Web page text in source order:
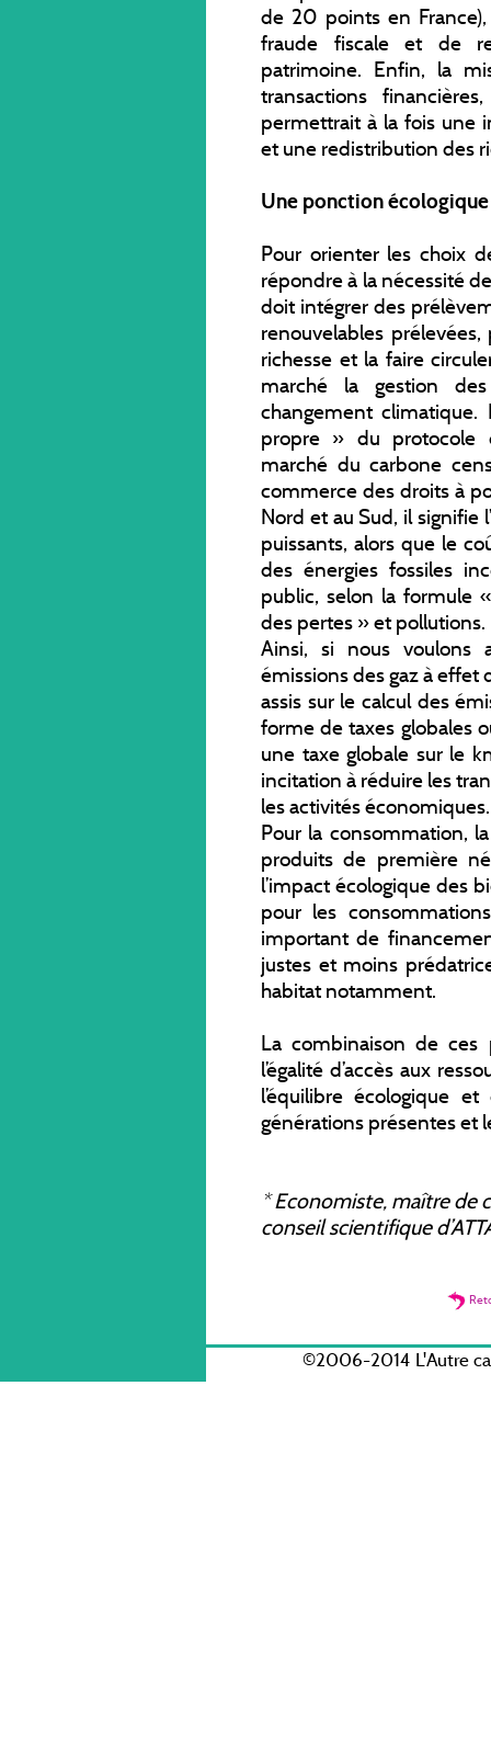
de 20 points en
fraude fiscale et de
patrimoine. Enfin, la
transactions
permettrait à la fois une
et une redistribution des
Une ponction
Pour orienter les choix
répondre à la nécessité
doit intégrer des
renouvelables
richesse et la faire
marché la gestion
changement
propre » du protocole
marché du carbone
commerce des droits à
Nord et au Sud, il signifie
puissants, alors que le
des énergies fossiles
public, selon la formule
des pertes » et pollutions.
Ainsi, si nous voulons
émissions des gaz à effet
assis sur le calcul des
forme de taxes globales
une taxe globale sur le
incitation à réduire les
les activités économiques.
Pour la consommation,
produits de première
l’impact écologique des
pour les
important de
justes et moins
habitat notamment.
La combinaison de ces
l’égalité d’accès aux
l’équilibre écologique
générations présentes et
*Economiste, maître de
conseil scientifique
©2006-2014 L'Autre